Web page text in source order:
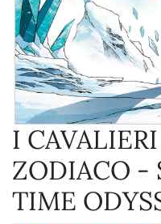
I
ZODIACO -
TIME